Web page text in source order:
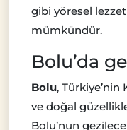
gibi yöresel
mümkündür.
Bolu’da
Bolu, Türkiye’nin
ve doğal
Bolu’nun